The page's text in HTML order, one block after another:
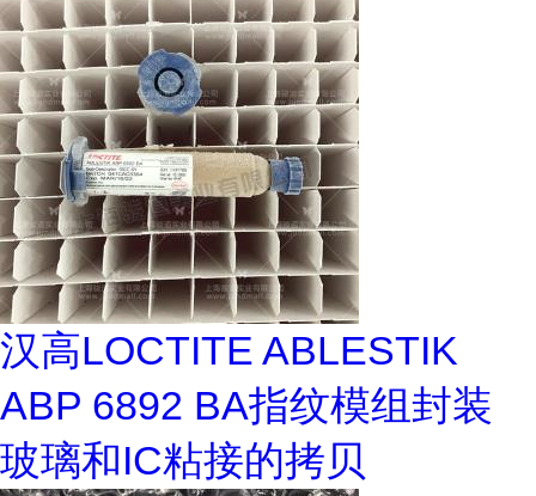
汉高LOCTITE ABLESTIK
ABP 6892 BA指纹模组封装
玻璃和IC粘接的拷贝